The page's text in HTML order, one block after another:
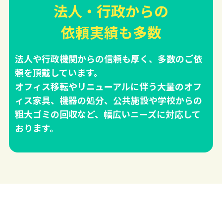
法人・行政からの
依頼実績も多数
法人や行政機関からの信頼も厚く、多数のご依
頼を頂戴しています。
オフィス移転やリニューアルに伴う大量のオフ
ィス家具、機器の処分、公共施設や学校からの
粗大ゴミの回収など、幅広いニーズに対応して
おります。